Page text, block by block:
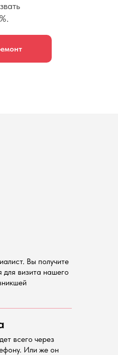
Вы получите
для визита нашего
всего через
Или же он